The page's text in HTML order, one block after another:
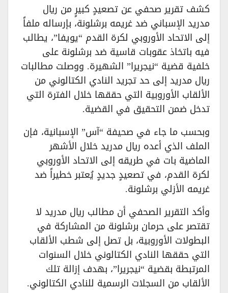
​كشف تقرير صحفي عن تصعيدٍ كبيرٍ من ريال
مدريد الإسباني ضد غريمه برشلونة، بإرساله ملفاً
إلى الاتحاد الأوروبي لكرة القدم “يويفا”، يطالب
فيه باتخاذ عقوبات قاسية ضد برشلونة على
خلفية قضية “نيجريرا” الشهيرة. ووصلت مطالبات
ريال مدريد إلى حد تجريد النادي الكتالوني من
الألقاب الأوروبية التي حققها خلال الفترة التي
تدخل ضمن التحقيق في القضية.
​وبحسب ما جاء في صحيفة “آس” الإسبانية، فإن
الملف الذي أعده ريال مدريد خلال الأشهر
الماضية بات في طريقه إلى الاتحاد الأوروبي
لكرة القدم، في تصعيدٍ جديدٍ يُعتبر خطيراً ضد
غريمه الأزلي برشلونة.
​وأكد التقرير الصحفي أن مطالب ريال مدريد لا
تقتصر على حرمان برشلونة من المشاركة في
البطولات الأوروبية، بل تصل إلى شطب الألقاب
التي حققها النادي الكتالوني خلال السنوات
المرتبطة بقضية “نيجريرا”، بهدف إزالة تلك
الألقاب من السجلات الرسمية للنادي الكتالوني.